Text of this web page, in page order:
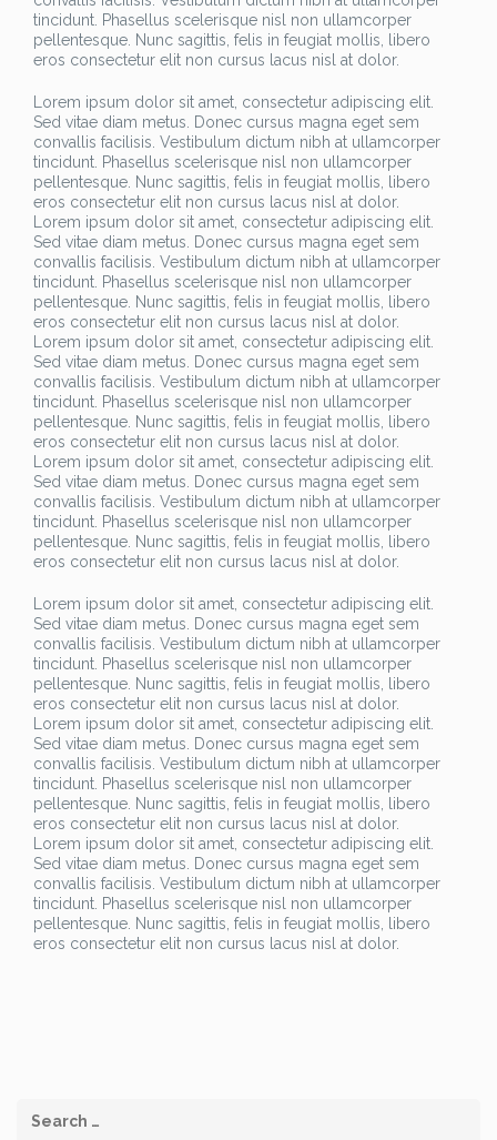
tincidunt. Phasellus scelerisque nisl non ullamcorper
pellentesque. Nunc sagittis, felis in feugiat mollis, libero
eros consectetur elit non cursus lacus nisl at dolor.
Lorem ipsum dolor sit amet, consectetur adipiscing elit.
Sed vitae diam metus. Donec cursus magna eget sem
convallis facilisis. Vestibulum dictum nibh at ullamcorper
tincidunt. Phasellus scelerisque nisl non ullamcorper
pellentesque. Nunc sagittis, felis in feugiat mollis, libero
eros consectetur elit non cursus lacus nisl at dolor.
Lorem ipsum dolor sit amet, consectetur adipiscing elit.
Sed vitae diam metus. Donec cursus magna eget sem
convallis facilisis. Vestibulum dictum nibh at ullamcorper
tincidunt. Phasellus scelerisque nisl non ullamcorper
pellentesque. Nunc sagittis, felis in feugiat mollis, libero
eros consectetur elit non cursus lacus nisl at dolor.
Lorem ipsum dolor sit amet, consectetur adipiscing elit.
Sed vitae diam metus. Donec cursus magna eget sem
convallis facilisis. Vestibulum dictum nibh at ullamcorper
tincidunt. Phasellus scelerisque nisl non ullamcorper
pellentesque. Nunc sagittis, felis in feugiat mollis, libero
eros consectetur elit non cursus lacus nisl at dolor.
Lorem ipsum dolor sit amet, consectetur adipiscing elit.
Sed vitae diam metus. Donec cursus magna eget sem
convallis facilisis. Vestibulum dictum nibh at ullamcorper
tincidunt. Phasellus scelerisque nisl non ullamcorper
pellentesque. Nunc sagittis, felis in feugiat mollis, libero
eros consectetur elit non cursus lacus nisl at dolor.
Lorem ipsum dolor sit amet, consectetur adipiscing elit.
Sed vitae diam metus. Donec cursus magna eget sem
convallis facilisis. Vestibulum dictum nibh at ullamcorper
tincidunt. Phasellus scelerisque nisl non ullamcorper
pellentesque. Nunc sagittis, felis in feugiat mollis, libero
eros consectetur elit non cursus lacus nisl at dolor.
Lorem ipsum dolor sit amet, consectetur adipiscing elit.
Sed vitae diam metus. Donec cursus magna eget sem
convallis facilisis. Vestibulum dictum nibh at ullamcorper
tincidunt. Phasellus scelerisque nisl non ullamcorper
pellentesque. Nunc sagittis, felis in feugiat mollis, libero
eros consectetur elit non cursus lacus nisl at dolor.
Lorem ipsum dolor sit amet, consectetur adipiscing elit.
Sed vitae diam metus. Donec cursus magna eget sem
convallis facilisis. Vestibulum dictum nibh at ullamcorper
tincidunt. Phasellus scelerisque nisl non ullamcorper
pellentesque. Nunc sagittis, felis in feugiat mollis, libero
eros consectetur elit non cursus lacus nisl at dolor.